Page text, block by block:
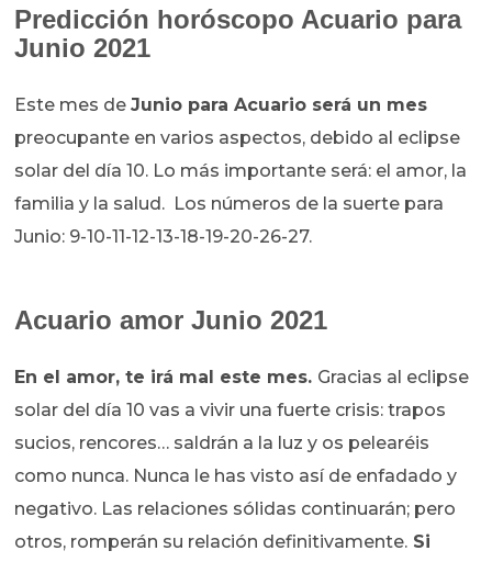
Predicción horóscopo Acuario para
Junio 2021
Este mes deJunio para Acuario será un mes
preocupante en varios aspectos, debido al eclipse
solar del día 10. Lo más importante será: el amor, la
familia y la salud. Los números de la suerte para
Junio: 9-10-11-12-13-18-19-20-26-27.
Acuario amor Junio 2021
En el amor, te irá mal este mes. Gracias al eclipse
solar del día 10 vas a vivir una fuerte crisis: trapos
sucios, rencores… saldrán a la luz y os pelearéis
como nunca. Nunca le has visto así de enfadado y
negativo. Las relaciones sólidas continuarán; pero
otros, romperán su relación definitivamente. Si